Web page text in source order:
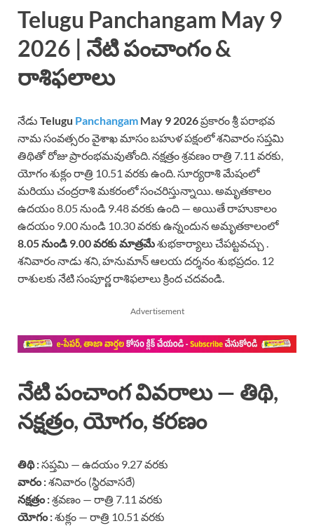
Telugu Panchangam May 9
2026 | నేటి పంచాంగం &
రాశిఫలాలు
నేడు Telugu Panchangam May 9 2026ప్రకారం శ్రీ పరాభవ
నామ సంవత్సరం వైశాఖ మాసం బహుళ పక్షంలో శనివారం సప్తమి
తిథితో రోజు ప్రారంభమవుతోంది. నక్షత్రం శ్రవణం రాత్రి 7.11 వరకు,
యోగం శుక్లం రాత్రి 10.51 వరకు ఉంది. సూర్యరాశి మేషంలో
మరియు చంద్రరాశి మకరంలో సంచరిస్తున్నాయి. అమృతకాలం
ఉదయం 8.05 నుండి 9.48 వరకు ఉంది — అయితే రాహుకాలం
ఉదయం 9.00 నుండి 10.30 వరకు ఉన్నందున అమృతకాలంలో
8.05 నుండి 9.00 వరకు మాత్రమేశుభకార్యాలు చేపట్టవచ్చు .
శనివారం నాడు శని, హనుమాన్ ఆలయ దర్శనం శుభప్రదం. 12
రాశులకు నేటి సంపూర్ణ రాశిఫలాలు క్రింద చదవండి.
Advertisement
నేటి పంచాంగ వివరాలు — తిథి,
నక్షత్రం, యోగం, కరణం
తిథి :సప్తమి — ఉదయం 9.27 వరకు
వారం :శనివారం (స్థిరవాసరే)
నక్షత్రం :శ్రవణం — రాత్రి 7.11 వరకు
యోగం :శుక్లం — రాత్రి 10.51 వరకు